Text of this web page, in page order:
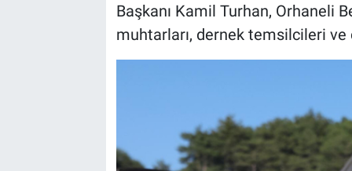
Başkanı Kamil Turhan, Orhaneli
muhtarları, dernek temsilcileri ve